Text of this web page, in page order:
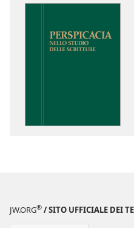
JW.ORG® / SITO UFFICIALE DEI